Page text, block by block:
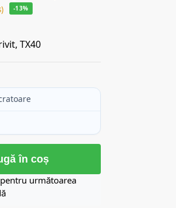
-13%
TX40
în coș
următoarea